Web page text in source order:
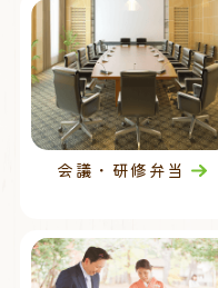
会議・研修弁当